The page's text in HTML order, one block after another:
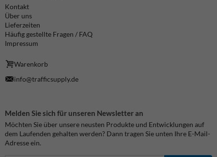
Kontakt
Über uns
Lieferzeiten
Häufig gestellte Fragen / FAQ
Impressum
Warenkorb
info@trafficsupply.de
Melden Sie sich für unseren Newsletter an
Möchten Sie über unsere neusten Produkte und Entwicklungen auf
dem Laufenden gehalten werden? Dann tragen Sie unten Ihre E-Mail-
Adresse ein.